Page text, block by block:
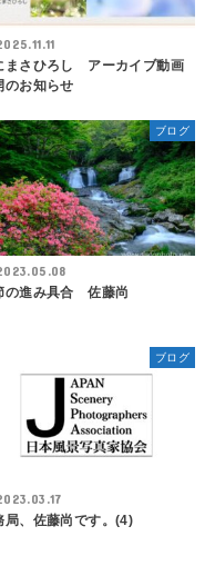
まさひろし アーカイブ動画
のお知らせ
ブログ
の進み具合 佐藤尚
ブログ
局、佐藤尚です。(4)